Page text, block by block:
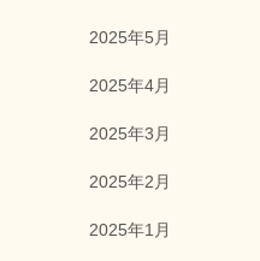
2025年5月
2025年4月
2025年3月
2025年2月
2025年1月